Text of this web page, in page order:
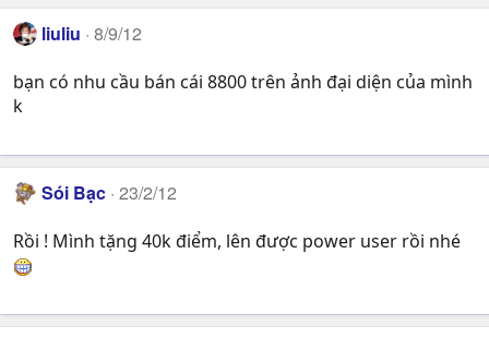
liuliu 8/9/12
bạn có nhu cầu bán cái 8800 trên ảnh đại diện của mình
k
Sói Bạc 23/2/12
Rồi ! Mình tặng 40k điểm, lên được power user rồi nhé